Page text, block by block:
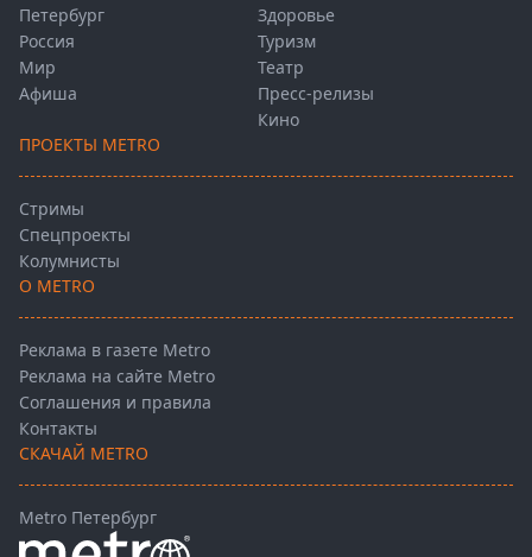
Петербург
Россия
Мир
Афиша
Здоровье
Туризм
Театр
Пресс-релизы
Кино
ПРОЕКТЫ METRO
Стримы
Спецпроекты
Колумнисты
О METRO
Реклама в газете Metro
Реклама на сайте Metro
Соглашения и правила
Контакты
СКАЧАЙ METRO
Metro Петербург